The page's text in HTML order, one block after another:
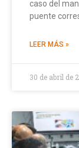
caso del
puente
LEER MÁS »
30 de abril de